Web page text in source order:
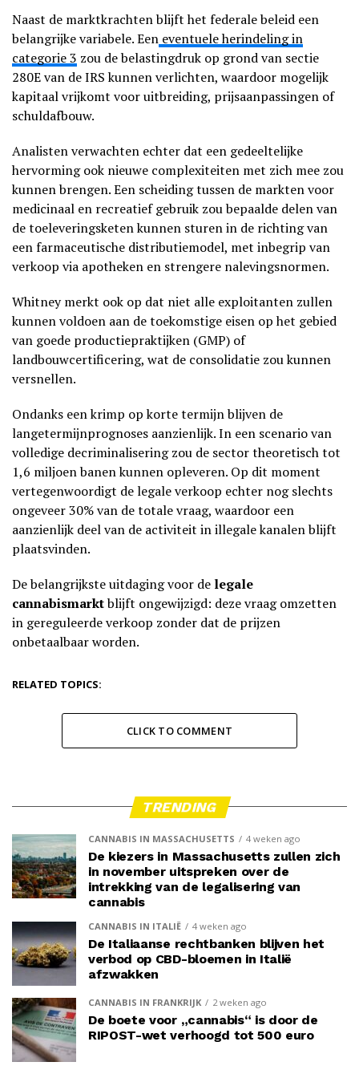
Naast de marktkrachten blijft het federale beleid een
belangrijke variabele. Een eventuele herindeling in
categorie 3 zou de belastingdruk op grond van sectie
280E van de IRS kunnen verlichten, waardoor mogelijk
kapitaal vrijkomt voor uitbreiding, prijsaanpassingen of
schuldafbouw.
Analisten verwachten echter dat een gedeeltelijke
hervorming ook nieuwe complexiteiten met zich mee zou
kunnen brengen. Een scheiding tussen de markten voor
medicinaal en recreatief gebruik zou bepaalde delen van
de toeleveringsketen kunnen sturen in de richting van
een farmaceutische distributiemodel, met inbegrip van
verkoop via apotheken en strengere nalevingsnormen.
Whitney merkt ook op dat niet alle exploitanten zullen
kunnen voldoen aan de toekomstige eisen op het gebied
van goede productiepraktijken (GMP) of
landbouwcertificering, wat de consolidatie zou kunnen
versnellen.
Ondanks een krimp op korte termijn blijven de
langetermijnprognoses aanzienlijk. In een scenario van
volledige decriminalisering zou de sector theoretisch tot
1,6 miljoen banen kunnen opleveren. Op dit moment
vertegenwoordigt de legale verkoop echter nog slechts
ongeveer 30% van de totale vraag, waardoor een
aanzienlijk deel van de activiteit in illegale kanalen blijft
plaatsvinden.
De belangrijkste uitdaging voor de legale
cannabismarktblijft ongewijzigd: deze vraag omzetten
in gereguleerde verkoop zonder dat de prijzen
onbetaalbaar worden.
RELATED TOPICS:
CLICK TO COMMENT
TRENDING
CANNABIS IN MASSACHUSETTS 4 weken ago
De kiezers in Massachusetts zullen zich
in november uitspreken over de
intrekking van de legalisering van
cannabis
CANNABIS IN ITALIË 4 weken ago
De Italiaanse rechtbanken blijven het
verbod op CBD-bloemen in Italië
afzwakken
CANNABIS IN FRANKRIJK 2 weken ago
De boete voor „cannabis“ is door de
RIPOST-wet verhoogd tot 500 euro